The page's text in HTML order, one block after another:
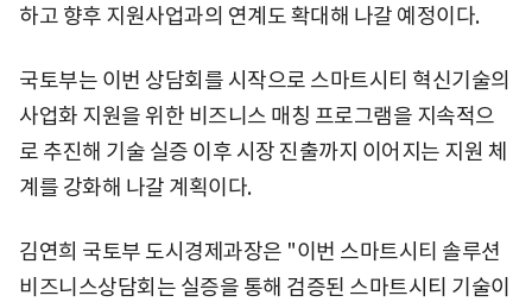
하고 향후 지원사업과의 연계도 확대해 나갈 예정이다.
국토부는 이번 상담회를 시작으로 스마트시티 혁신기술의
사업화 지원을 위한 비즈니스 매칭 프로그램을 지속적으
로 추진해 기술 실증 이후 시장 진출까지 이어지는 지원 체
계를 강화해 나갈 계획이다.
김연희 국토부 도시경제과장은 "이번 스마트시티 솔루션
비즈니스상담회는 실증을 통해 검증된 스마트시티 기술이